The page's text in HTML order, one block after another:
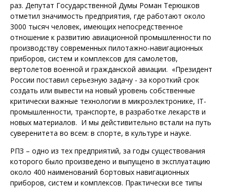
раз. Депутат Государственной Думы Роман Терюшков
отметил значимость предприятия, где работают около
3000 тысяч человек, имеющих непосредственное
отношение к развитию авиационной промышленности по
производству современных пилотажно-навигационных
приборов, систем и комплексов для самолетов,
вертолетов военной и гражданской авиации. «Президент
России поставил серьезную задачу - за короткий срок
создать или вывести на новый уровень собственные
критически важные технологии в микроэлектронике, IT-
промышленности, транспорте, в разработке лекарств и
новых материалов. И мы дейстивительно встали на путь
суверенитета во всем: в спорте, в культуре и науке.
РПЗ – одно из тех предприятий, за годы существования
которого было произведено и выпущено в эксплуатацию
около 400 наименований бортовых навигационных
приборов, систем и комплексов. Практически все типы